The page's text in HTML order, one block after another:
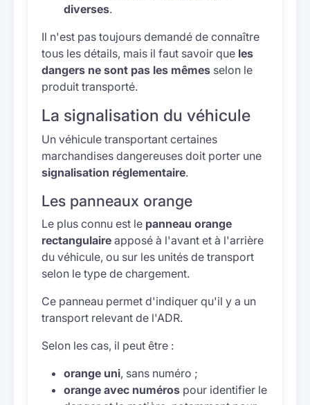
diverses.
Il n'est pas toujours demandé de connaître
tous les détails, mais il faut savoir que les
dangers ne sont pas les mêmes selon le
produit transporté.
La signalisation du véhicule
Un véhicule transportant certaines
marchandises dangereuses doit porter une
signalisation réglementaire.
Les panneaux orange
Le plus connu est le panneau orange
rectangulaire apposé à l'avant et à l'arrière
du véhicule, ou sur les unités de transport
selon le type de chargement.
Ce panneau permet d'indiquer qu'il y a un
transport relevant de l'ADR.
Selon les cas, il peut être :
orange uni, sans numéro ;
orange avec numéros pour identifier le